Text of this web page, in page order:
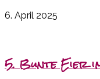
6. April 2025
5. Bunte Eier